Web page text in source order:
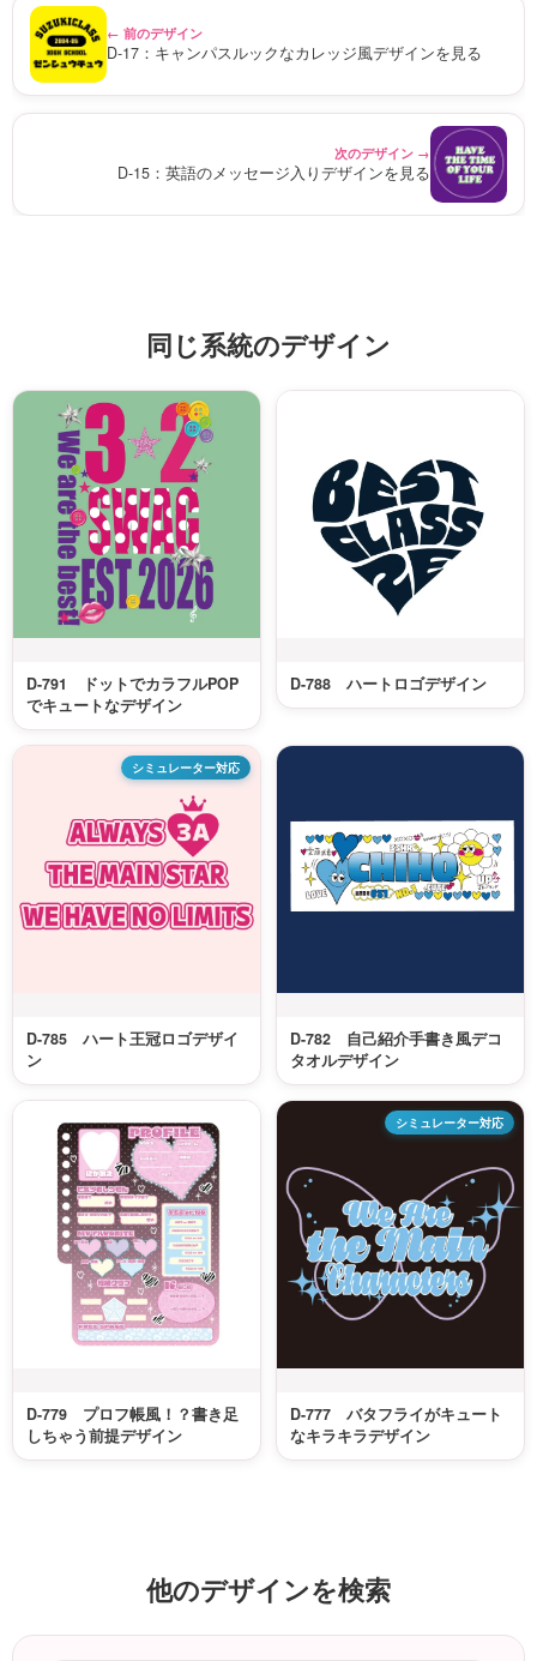
← 前のデザイン
D-17：キャンパスルックなカレッジ風デザインを見る
次のデザイン →
D-15：英語のメッセージ入りデザインを見る
同じ系統のデザイン
D-791 ドットでカラフルPOP
でキュートなデザイン
D-788 ハートロゴデザイン
シミュレーター対応
D-785 ハート王冠ロゴデザイ
ン
D-782 自己紹介手書き風デコ
タオルデザイン
D-779 プロフ帳風！？書き足
しちゃう前提デザイン
シミュレーター対応
D-777 バタフライがキュート
なキラキラデザイン
他のデザインを検索